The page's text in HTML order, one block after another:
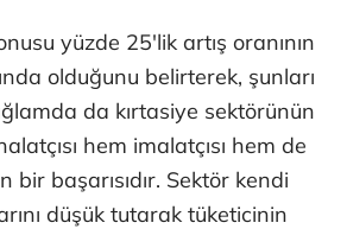
yüzde 25'lik artış oranının
olduğunu belirterek, şunları
da kırtasiye sektörünün
hem imalatçısı hem de
bir başarısıdır. Sektör kendi
düşük tutarak tüketicinin